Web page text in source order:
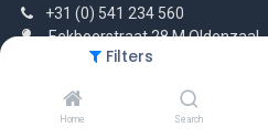
Filters
Home Search
+31 (0) 541 234 560
Eekboerstraat 28 M Oldenzaal